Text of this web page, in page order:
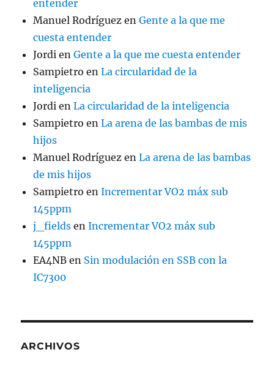
entender
Manuel Rodríguez enGente a la que me
cuesta entender
Jordi enGente a la que me cuesta entender
Sampietro enLa circularidad de la
inteligencia
Jordi enLa circularidad de la inteligencia
Sampietro enLa arena de las bambas de mis
hijos
Manuel Rodríguez enLa arena de las bambas
de mis hijos
Sampietro enIncrementar VO2 máx sub
145ppm
j_fields enIncrementar VO2 máx sub
145ppm
EA4NB en Sin modulación en SSB con la
IC7300
ARCHIVOS